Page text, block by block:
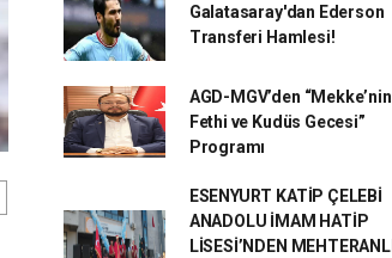
Galatasaray'dan Ederson
Transferi Hamlesi!
AGD-MGV’den “Mekke’nin
Fethi ve Kudüs Gecesi”
Programı
ESENYURT KATİP ÇELEBİ
ANADOLU İMAM HATİP
LİSESİ’NDEN MEHTERANLI